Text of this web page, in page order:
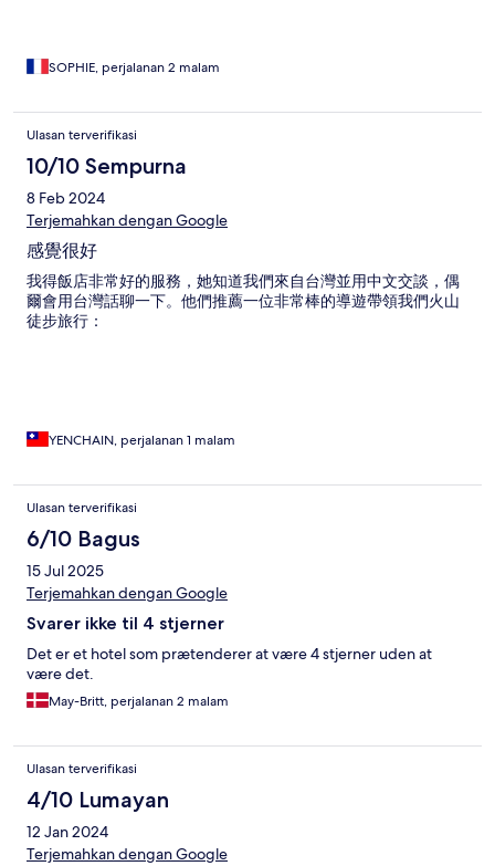
SOPHIE, perjalanan 2 malam
Ulasan terverifikasi
10/10 Sempurna
8 Feb 2024
Terjemahkan dengan Google
感覺很好
我得飯店非常好的服務，她知道我們來自台灣並用中文交談，偶
爾會用台灣話聊一下。他們推薦一位非常棒的導遊帶領我們火山
徒步旅行：
YENCHAIN, perjalanan 1 malam
Ulasan terverifikasi
6/10 Bagus
15 Jul 2025
Terjemahkan dengan Google
Svarer ikke til 4 stjerner
Det er et hotel som prætenderer at være 4 stjerner uden at
være det.
May-Britt, perjalanan 2 malam
Ulasan terverifikasi
4/10 Lumayan
12 Jan 2024
Terjemahkan dengan Google